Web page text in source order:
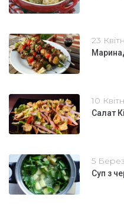
23
10
Салат
5
Суп з